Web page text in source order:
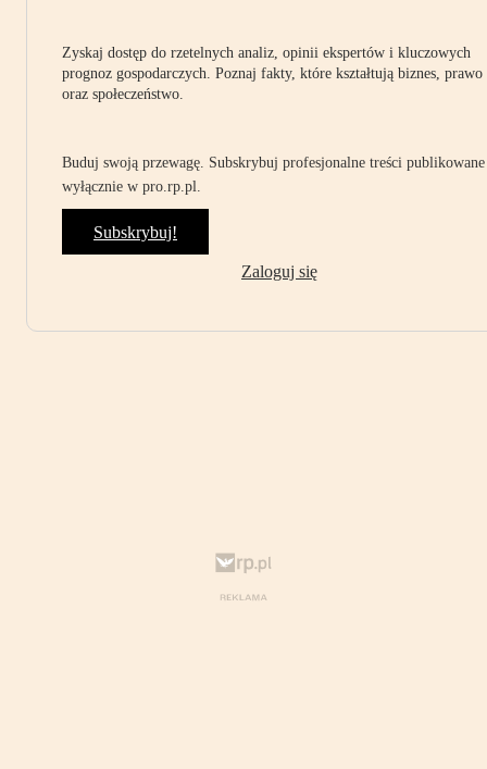
Zyskaj dostęp do rzetelnych analiz, opinii ekspertów i kluczowych
prognoz gospodarczych. Poznaj fakty, które kształtują biznes, prawo
oraz społeczeństwo.
Buduj swoją przewagę. Subskrybuj profesjonalne treści publikowane
wyłącznie w pro.rp.pl.
Subskrybuj!
Zaloguj się